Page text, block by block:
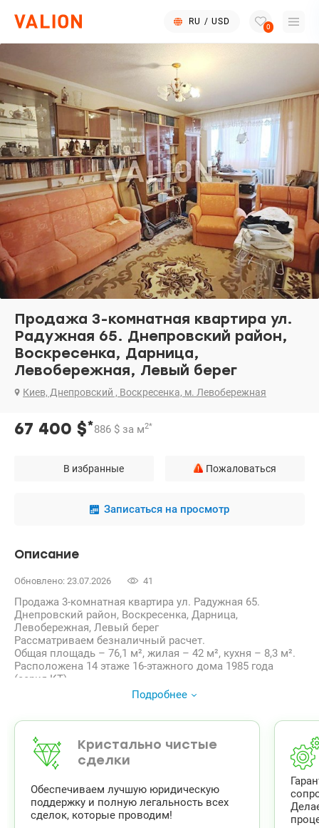
RU / USD
0
Продажа 3-комнатная квартира ул.
Радужная 65. Днепровский район,
Воскресенка, Дарница,
Левобережная, Левый берег
Киев, Днепровский , Воскресенка, м. Левобережная
67 400 $*886 $ за м2*
В избранные Пожаловаться
Записаться на просмотр
Описание
Обновлено: 23.07.2026 41
Продажа 3-комнатная квартира ул. Радужная 65.
Днепровский район, Воскресенка, Дарница,
Левобережная, Левый берег
Рассматриваем безналичный расчет.
Общая площадь – 76,1 м², жилая – 42 м², кухня – 8,3 м².
Расположена 14 этаже 16-этажного дома 1985 года
(серия КТ).
Три отдельные комнаты, просторная кухня, прихожая,
панорамным видом.
Установленные металлопластиковые окна, квартира
нуждается в минимальном косметическом обновлении.
Аккуратный подъезд, осбб. Отопление центральное.
Озеро Радужное – несколько минут пешком до пляжа и
живописной набережной для прогулок и отдыха.
Возле дома автобусная остановка. До м. Дарница, м.
Левобережная — 15 мин. До городской электрички – 10
минут пешком.
Подробнее
Кристально чистые
сделки
Обеспечиваем лучшую юридическую
поддержку и полную легальность всех
сделок, которые проводим!